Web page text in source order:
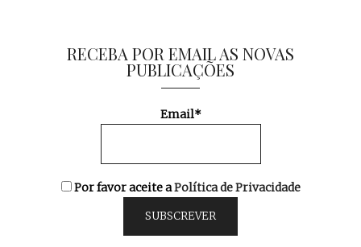
RECEBA POR EMAIL AS NOVAS
PUBLICAÇÕES
Email*
Por favor aceite aPolítica de Privacidade